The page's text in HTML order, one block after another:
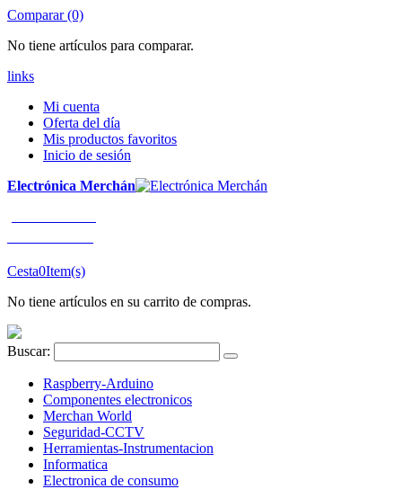
Comparar (0)
No tiene artículos para comparar.
links
Mi cuenta
Oferta del día
Mis productos favoritos
Inicio de sesión
Electrónica Merchán
Cesta0Item(s)
No tiene artículos en su carrito de compras.
Buscar:
Raspberry-Arduino
Componentes electronicos
Merchan World
Seguridad-CCTV
Herramientas-Instrumentacion
Informatica
Electronica de consumo